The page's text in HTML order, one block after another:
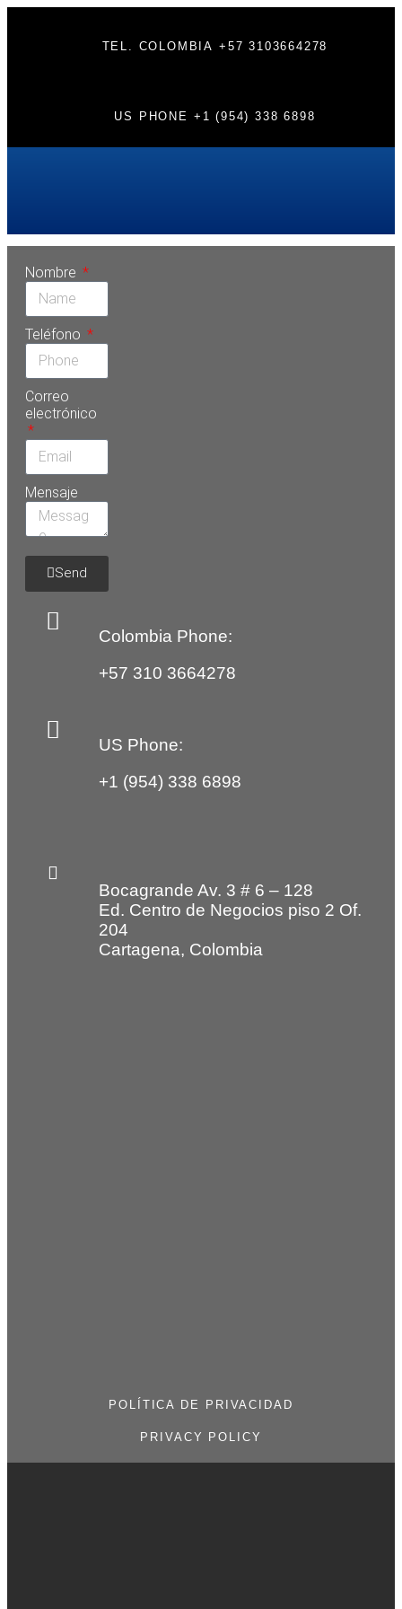
TEL. COLOMBIA +57 3103664278
US PHONE +1 (954) 338 6898
Nombre
Teléfono
Correo
electrónico
Mensaje
Send
Colombia Phone:
+57 310 3664278
US Phone:
+1 (954) 338 6898
Bocagrande Av. 3 # 6 – 128
Ed. Centro de Negocios piso 2 Of.
204
Cartagena, Colombia
POLÍTICA DE PRIVACIDAD
PRIVACY POLICY